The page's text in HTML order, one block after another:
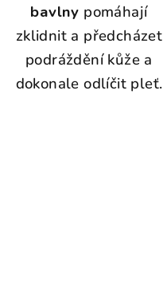
bavlny pomáhají
zklidnit a předcházet
podráždění kůže a
dokonale odlíčit pleť.